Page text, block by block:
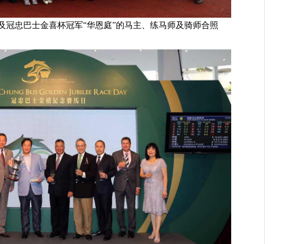
冠忠巴士金喜杯冠军“华恩庭”的马主、练马师及骑师合照